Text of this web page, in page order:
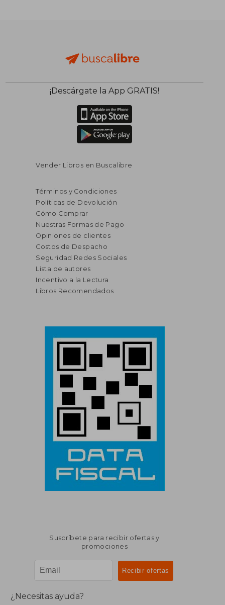
$ 49.398
¡Descárgate la App GRATIS!
Vender Libros en Buscalibre
Términos y Condiciones
Políticas de Devolución
Cómo Comprar
Nuestras Formas de Pago
Opiniones de clientes
Costos de Despacho
Seguridad Redes Sociales
Lista de autores
Incentivo a la Lectura
Libros Recomendados
Suscríbete para recibir ofertas y
promociones
¿Necesitas ayuda?